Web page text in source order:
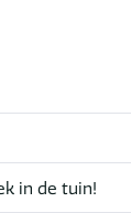
in de tuin!